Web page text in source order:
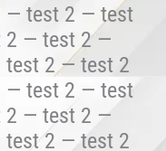
test 2 — test
2 — test 2 —
2 — test 2
— test 2 — test
2 — test 2 —
2 — test 2